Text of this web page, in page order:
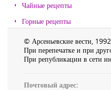
Чайные рецепты
Горные рецепты
© Арсеньевские вести,
При перепечатке и при
При републикации в сети
Почтовый адрес: